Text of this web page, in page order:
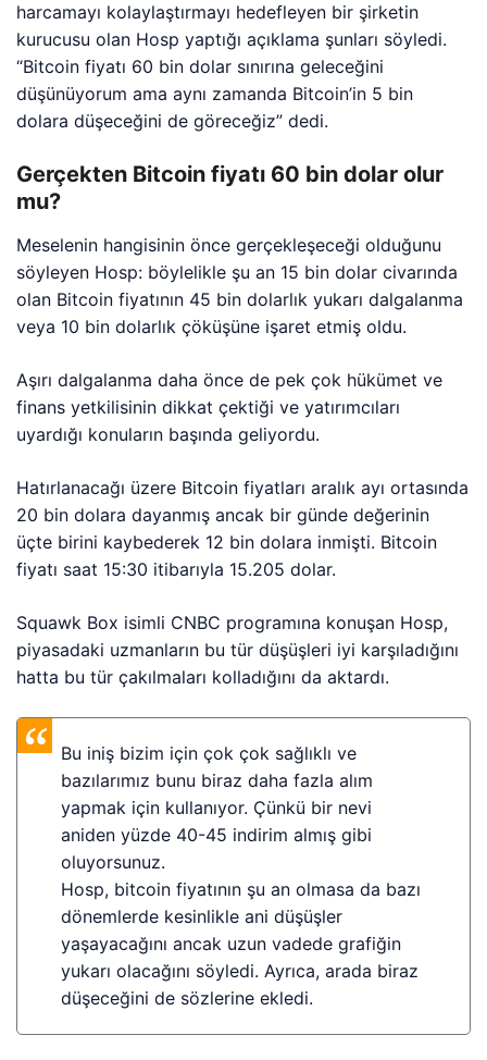
harcamayı kolaylaştırmayı hedefleyen bir şirketin
kurucusu olan Hosp yaptığı açıklama şunları söyledi.
“Bitcoin fiyatı 60 bin dolar sınırına geleceğini
düşünüyorum ama aynı zamanda Bitcoin’in 5 bin
dolara düşeceğini de göreceğiz” dedi.
Gerçekten Bitcoin fiyatı 60 bin dolar olur
mu?
Meselenin hangisinin önce gerçekleşeceği olduğunu
söyleyen Hosp: böylelikle şu an 15 bin dolar civarında
olan Bitcoin fiyatının 45 bin dolarlık yukarı dalgalanma
veya 10 bin dolarlık çöküşüne işaret etmiş oldu.
Aşırı dalgalanma daha önce de pek çok hükümet ve
finans yetkilisinin dikkat çektiği ve yatırımcıları
uyardığı konuların başında geliyordu.
Hatırlanacağı üzere Bitcoin fiyatları aralık ayı ortasında
20 bin dolara dayanmış ancak bir günde değerinin
üçte birini kaybederek 12 bin dolara inmişti. Bitcoin
fiyatı saat 15:30 itibarıyla 15.205 dolar.
Squawk Box isimli CNBC programına konuşan Hosp,
piyasadaki uzmanların bu tür düşüşleri iyi karşıladığını
hatta bu tür çakılmaları kolladığını da aktardı.
Bu iniş bizim için çok çok sağlıklı ve
bazılarımız bunu biraz daha fazla alım
yapmak için kullanıyor. Çünkü bir nevi
aniden yüzde 40-45 indirim almış gibi
oluyorsunuz.
Hosp, bitcoin fiyatının şu an olmasa da bazı
dönemlerde kesinlikle ani düşüşler
yaşayacağını ancak uzun vadede grafiğin
yukarı olacağını söyledi. Ayrıca, arada biraz
düşeceğini de sözlerine ekledi.